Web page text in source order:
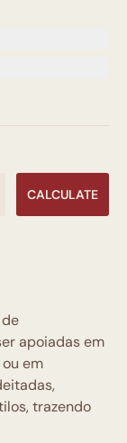
CALCULATE
apoiadas em
em
trazendo